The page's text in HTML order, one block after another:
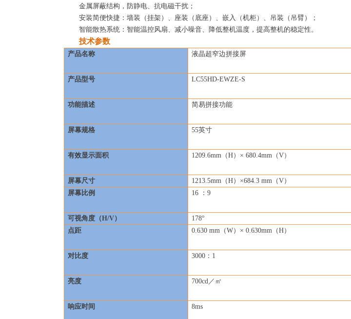
金属屏蔽结构，防静电、抗电磁干扰；
安装简便快捷：墙装（挂架）、座装（底座）、嵌入（机柜）、吊装（吊臂）；
智能散热系统：智能温控风扇、减小噪音、降低整机温度，提高整机的稳定性。
技术参数
产品名称 液晶超窄边拼接屏
产品型号 LC55HD-EWZE-S
功能描述 简易拼接功能
屏幕规格 55英寸
有效显示面积 1209.6mm （H）× 680.4mm（V）
屏幕尺寸 1213.5mm （H）×684.3 mm（V）
屏幕比例
16 ：9
可视角度（H/V）
178°
点距
0.630 mm （W）× 0.630mm（H）
对比度 3000 ：1
亮度 700cd／㎡
响应时间 8ms